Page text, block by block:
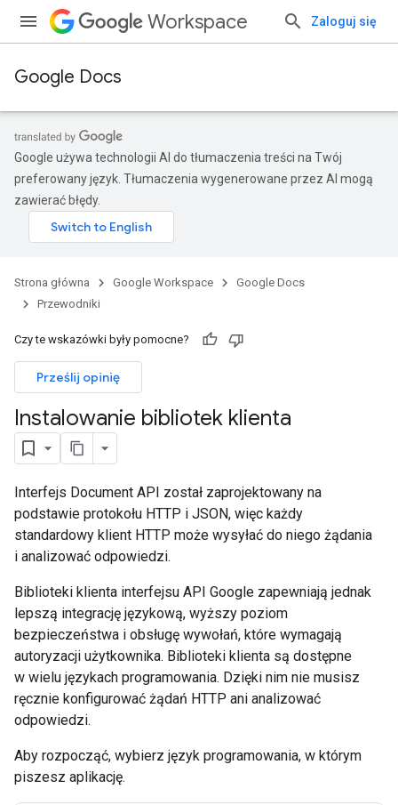
Workspace Zaloguj się
Google Docs
Google używa technologii AI do tłumaczenia treści na Twój
preferowany język. Tłumaczenia wygenerowane przez AI mogą
zawierać błędy.
Strona główna Google Workspace
Google Docs
Przewodniki
Czy te wskazówki były pomocne?
Prześlij opinię
Instalowanie bibliotek klienta
Interfejs Document API został zaprojektowany na
podstawie protokołu HTTP i JSON, więc każdy
standardowy klient HTTP może wysyłać do niego żądania
i analizować odpowiedzi.
Biblioteki klienta interfejsu API Google zapewniają jednak
lepszą integrację językową, wyższy poziom
bezpieczeństwa i obsługę wywołań, które wymagają
autoryzacji użytkownika. Biblioteki klienta są dostępne
w wielu językach programowania. Dzięki nim nie musisz
ręcznie konfigurować żądań HTTP ani analizować
odpowiedzi.
Aby rozpocząć, wybierz język programowania, w którym
piszesz aplikację.